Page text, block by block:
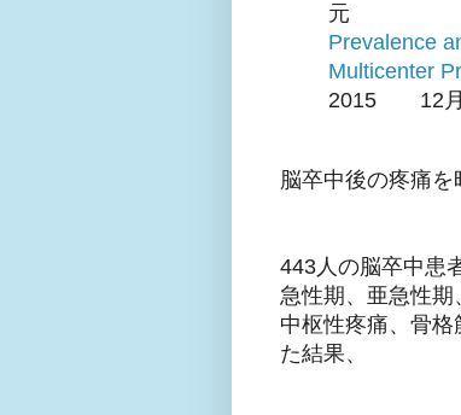
元
Prevalence
Multicenter
2015 12
脳卒中後の疼痛を
443人の脳卒中患
急性期、亜急性期
中枢性疼痛、骨
た結果、